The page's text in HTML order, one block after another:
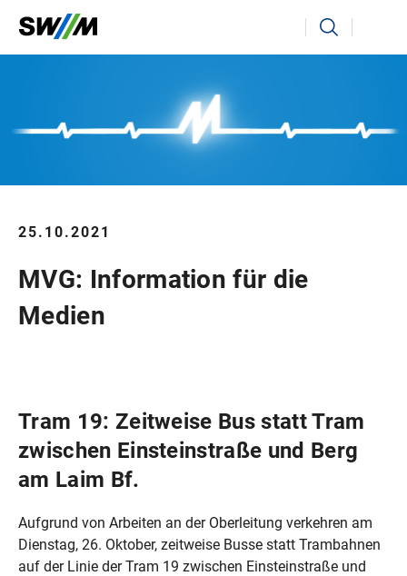
Ihr Suchbegriff Suchen
25.10.2021
MVG: Information für die
Medien
Tram 19: Zeitweise Bus statt Tram
zwischen Einsteinstraße und Berg
am Laim Bf.
Aufgrund von Arbeiten an der Oberleitung verkehren am
Dienstag, 26. Oktober, zeitweise Busse statt Trambahnen
auf der Linie der Tram 19 zwischen Einsteinstraße und